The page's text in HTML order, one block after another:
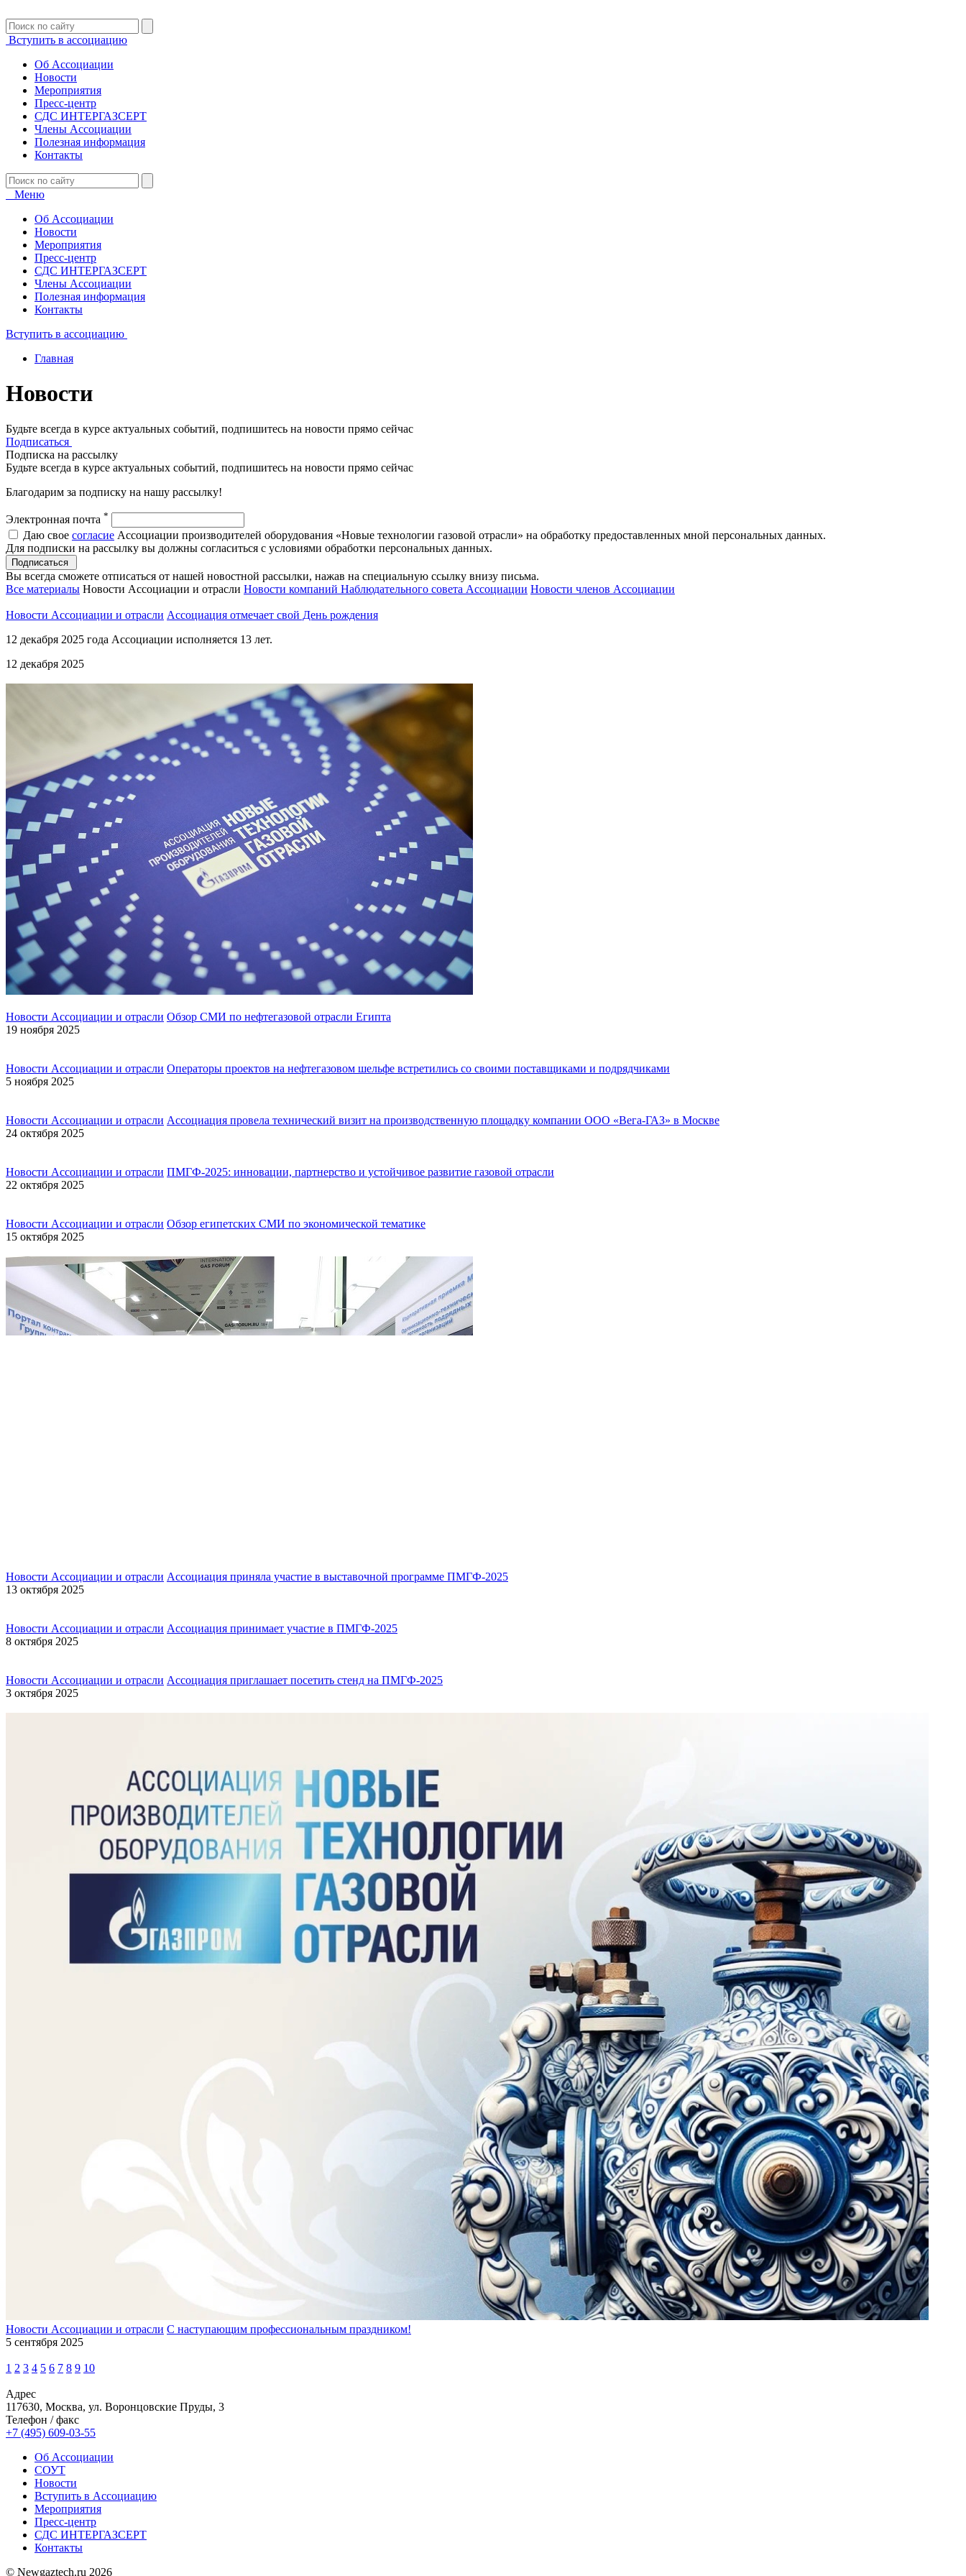
Вступить в ассоциацию
Об Ассоциации
Новости
Мероприятия
Пресс-центр
СДС ИНТЕРГАЗСЕРТ
Члены Ассоциации
Полезная информация
Контакты
Меню
Об Ассоциации
Новости
Мероприятия
Пресс-центр
СДС ИНТЕРГАЗСЕРТ
Члены Ассоциации
Полезная информация
Контакты
Вступить в ассоциацию
Главная
Новости
Будьте всегда в курсе актуальных событий, подпишитесь на новости прямо сейчас
Подписаться
Подписка на рассылку
Будьте всегда в курсе актуальных событий, подпишитесь на новости прямо сейчас
Благодарим за подписку на нашу рассылку!
Электронная почта *
Даю свое согласие Ассоциации производителей оборудования «Новые технологии газовой отрасли» на обработку предоставленных мной персональных данных.
Для подписки на рассылку вы должны согласиться с условиями обработки персональных данных.
Подписаться
Вы всегда сможете отписаться от нашей новостной рассылки, нажав на специальную ссылку внизу письма.
Все материалы Новости Ассоциации и отрасли Новости компаний Наблюдательного совета Ассоциации Новости членов Ассоциации
Новости Ассоциации и отрасли Ассоциация отмечает свой День рождения
12 декабря 2025 года Ассоциации исполняется 13 лет.
12 декабря 2025
Новости Ассоциации и отрасли Обзор СМИ по нефтегазовой отрасли Египта
19 ноября 2025
Новости Ассоциации и отрасли Операторы проектов на нефтегазовом шельфе встретились со своими поставщиками и подрядчиками
5 ноября 2025
Новости Ассоциации и отрасли Ассоциация провела технический визит на производственную площадку компании ООО «Вега-ГАЗ» в Москве
24 октября 2025
Новости Ассоциации и отрасли ПМГФ-2025: инновации, партнерство и устойчивое развитие газовой отрасли
22 октября 2025
Новости Ассоциации и отрасли Обзор египетских СМИ по экономической тематике
15 октября 2025
Новости Ассоциации и отрасли Ассоциация приняла участие в выставочной программе ПМГФ-2025
13 октября 2025
Новости Ассоциации и отрасли Ассоциация принимает участие в ПМГФ-2025
8 октября 2025
Новости Ассоциации и отрасли Ассоциация приглашает посетить стенд на ПМГФ-2025
3 октября 2025
Новости Ассоциации и отрасли С наступающим профессиональным праздником!
5 сентября 2025
1 2 3 4 5 6 7 8 9 10
Адрес
117630, Москва, ул. Воронцовские Пруды, 3
Телефон / факс
+7 (495) 609-03-55
Об Ассоциации
СОУТ
Новости
Вступить в Ассоциацию
Мероприятия
Пресс-центр
СДС ИНТЕРГАЗСЕРТ
Контакты
© Newgaztech.ru 2026